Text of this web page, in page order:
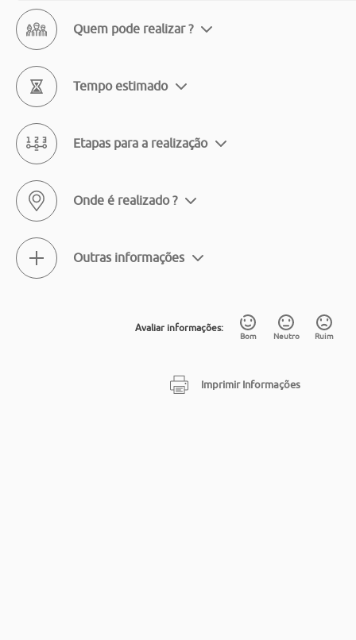
Quem pode realizar ?
Tempo estimado
Etapas para a realização
Onde é realizado ?
Outras informações
Avaliar informações:
Bom Neutro Ruim
Imprimir Informações